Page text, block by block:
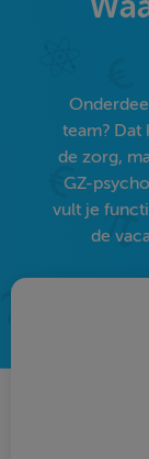
team? Dat
de zorg,
GZ-
vult je
de